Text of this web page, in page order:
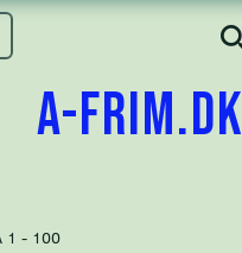
A-FRIM.DK
1 - 100